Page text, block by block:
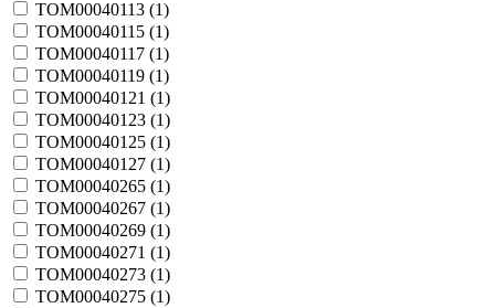
TOM00040113 (1)
TOM00040115 (1)
TOM00040117 (1)
TOM00040119 (1)
TOM00040121 (1)
TOM00040123 (1)
TOM00040125 (1)
TOM00040127 (1)
TOM00040265 (1)
TOM00040267 (1)
TOM00040269 (1)
TOM00040271 (1)
TOM00040273 (1)
TOM00040275 (1)